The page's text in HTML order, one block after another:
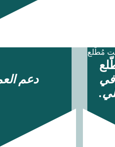
في
دعم